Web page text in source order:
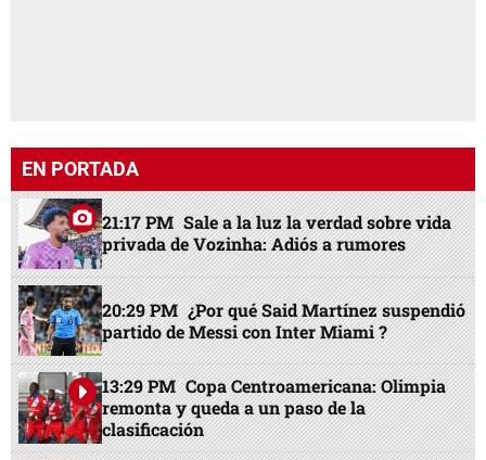
EN PORTADA
21:17 PM Sale a la luz la verdad sobre vida
privada de Vozinha: Adiós a rumores
20:29 PM ¿Por qué Said Martínez suspendió
partido de Messi con Inter Miami ?
13:29 PM Copa Centroamericana: Olimpia
remonta y queda a un paso de la
clasificación